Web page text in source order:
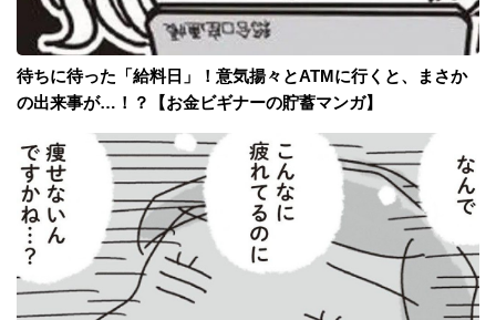
待ちに待った「給料日」！意気揚々とATMに行くと、まさか
の出来事が…！？【お金ビギナーの貯蓄マンガ】